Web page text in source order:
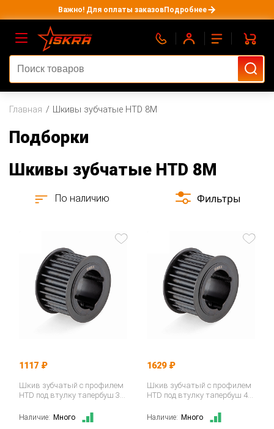
Важно! Для оплаты заказовПодробнее
Главная Шкивы зубчатые HTD 8M
Подборки
Шкивы зубчатые HTD 8M
По наличию Фильтры
1117 ₽
Шкив зубчатый с профилем
HTD под втулку тапербуш 32-
Наличие: Много
1629 ₽
Шкив зубчатый с профилем
HTD под втулку тапербуш 40-
Наличие: Много